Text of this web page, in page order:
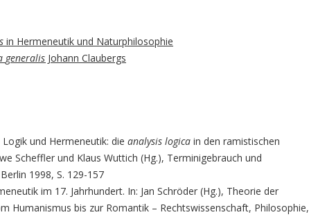
WILLAND, MARCUS
WOLFF, LYNN L.
in Hermeneutik und Naturphilosophie
generalis Johann Claubergs
und Hermeneutik: die analysis logica in den ramistischen
Scheffler und Klaus Wuttich (Hg.), Terminigebrauch und
1998, S. 129-157
im 17. Jahrhundert. In: Jan Schröder (Hg.), Theorie der
Humanismus bis zur Romantik – Rechtswissenschaft, Philosophie,